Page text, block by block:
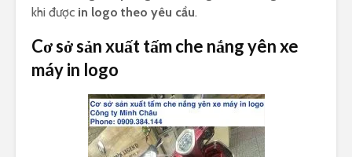
khi được in logo theo yêu cầu.
Cơ sở sản xuất tấm che nắng yên xe
máy in logo